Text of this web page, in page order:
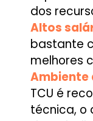
dos
Altos
bastante
melhores
Ambiente
TCU é
técnica, o